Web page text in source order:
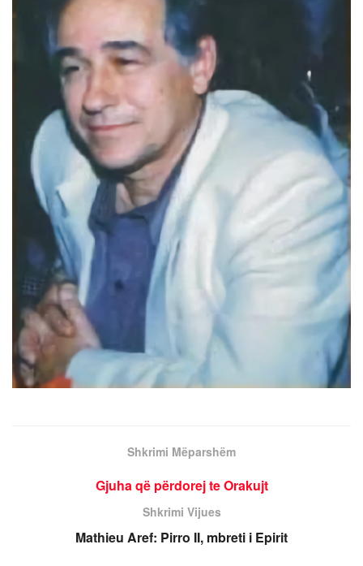
Shkrimi Mëparshëm
Gjuha që përdorej te Orakujt
Shkrimi Vijues
Mathieu Aref: Pirro II, mbreti i Epirit